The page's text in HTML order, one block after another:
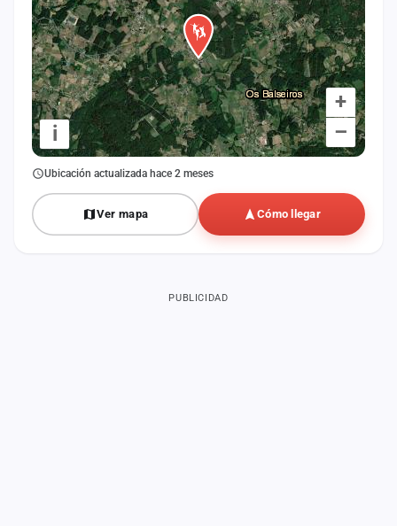
+
–
i
Ubicación actualizada hace 2 meses
Ver mapa Cómo llegar
PUBLICIDAD